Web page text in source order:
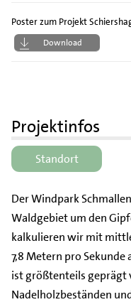
Poster zum Projekt
Download
Projektinfos
Standort
Der Windpark
Waldgebiet um den
kalkulieren wir mit
7,8 Metern pro
ist größtenteils
Nadelholzbeständen